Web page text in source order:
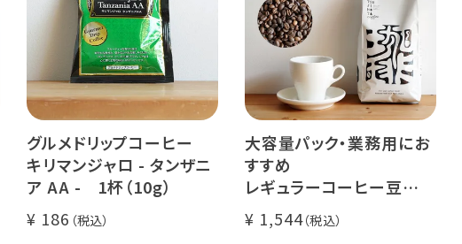
グルメドリップコーヒー
キリマンジャロ - タンザニ
ア AA - 1杯（10g）
186
大容量パック・業務用にお
すすめ
レギュラーコーヒー豆
イツモブレンド 500g
1,544